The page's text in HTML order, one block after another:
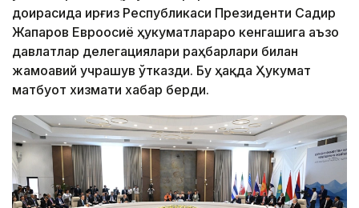
доирасида Қирғиз Республикаси Президенти Садир
Жапаров Евроосиё ҳукуматлараро кенгашига аъзо
давлатлар делегациялари раҳбарлари билан
жамоавий учрашув ўтказди. Бу ҳақда Ҳукумат
матбуот хизмати хабар берди.